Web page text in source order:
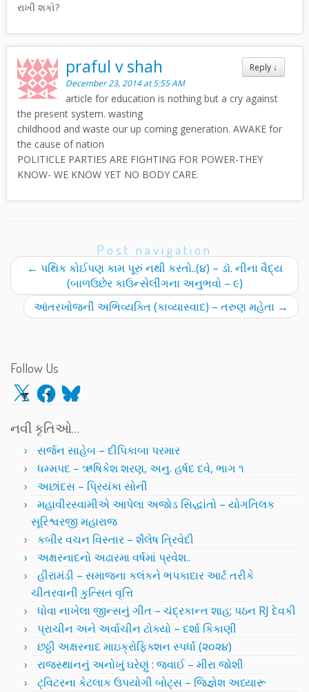
રાખી શકો?
Reply ↓
praful v shah
December 23, 2014 at 5:55 AM
article for education is nothing but a cry against
the present system. wasting
childhood and waste our up coming generation. AWAKE for
the cause of nation
POLITICLE PARTIES ARE FIGHTING FOR POWER-THEY
KNOW- WE KNOW YET NO BODY CARE.
Post navigation
← પથિક કોઈપણ કામ પૂરું નથી કરતો..(૪) – ડૉ. નીના વૈદ્ય
(બાળઉછેર કાઉન્સેલીંગના અનુભવો – ૯)
આંતરખોજની અભિવ્યક્તિ (કાવ્યાસ્વાદ) – તરુણ મહેતા →
Follow Us
X Facebook
Bluesky
નવી કૃતિઓ…
સર્જન સાહેબ – દીપિકાબા પરમાર
ધમ્મપદ – ઋષિકેશ શરણ, અનુ. હર્ષદ દવે, ભાગ ૧
અછાંદસ – પ્રિયંકા સોની
મહાવીરસ્વામીએ આપેલા અજોડ સિદ્ધાંતો – યોગતિલક
સૂરિશ્વરજી મહારાજ
કબીર વચન વિસ્તાર – શૈલેષ ત્રિવેદી
અક્ષરનાદનો અઢારમા વર્ષમાં પ્રવેશ..
હીરામંડી – સમાજના કલંકને ભપકાદાર આર્ટ તરીકે
ચીતરવાની કુત્સિત વૃત્તિ
ધોવા નાખેલા જીન્સનું ગીત – ચંદ્રકાન્ત શાહ; પઠન RJ દેવકી
પ્રાચીન અને અર્વાચીન ટોક્યો – દર્શા કિકાણી
છઠ્ઠી અક્ષરનાદ માઇક્રોફિક્શન સ્પર્ધા (૨૦૨૪)
રાજસ્થાનનું અનોખું ઘરેણું : જવાઈ – મીરા જોશી
ટ્વિટરના કેટલાક ઉપયોગી બોટ્સ – જિજ્ઞેશ અધ્યારૂ